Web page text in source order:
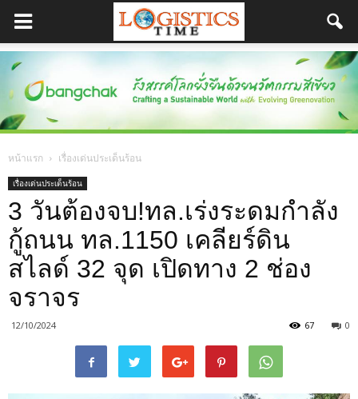
หน้าแรก เรื่องเด่นประเด็นร้อน
เรื่องเด่นประเด็นร้อน
3 วันต้องจบ!ทล.เร่งระดมกำลัง
กู้ถนน ทล.1150 เคลียร์ดิน
สไลด์ 32 จุด เปิดทาง 2 ช่อง
จราจร
12/10/2024 0
67